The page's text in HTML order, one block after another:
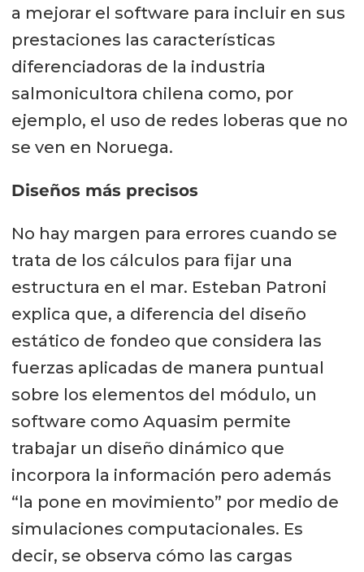
a mejorar el software para incluir en sus
prestaciones las características
diferenciadoras de la industria
salmonicultora chilena como, por
ejemplo, el uso de redes loberas que no
se ven en Noruega.
Diseños más precisos
No hay margen para errores cuando se
trata de los cálculos para fijar una
estructura en el mar. Esteban Patroni
explica que, a diferencia del diseño
estático de fondeo que considera las
fuerzas aplicadas de manera puntual
sobre los elementos del módulo, un
software como Aquasim permite
trabajar un diseño dinámico que
incorpora la información pero además
“la pone en movimiento” por medio de
simulaciones computacionales. Es
decir, se observa cómo las cargas